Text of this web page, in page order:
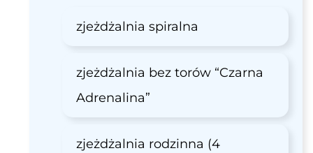
zjeżdżalnia spiralna
zjeżdżalnia bez torów “Czarna
Adrenalina”
zjeżdżalnia rodzinna (4